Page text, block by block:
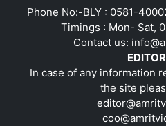
Phone No:-BLY : 0581-
Timings : Mon- Sat,
Contact us:
In case of any information
the site